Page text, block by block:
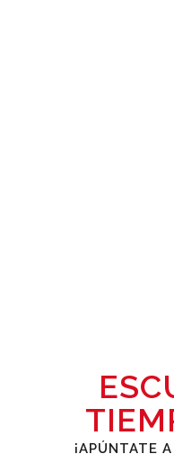
¡APÚNTATE